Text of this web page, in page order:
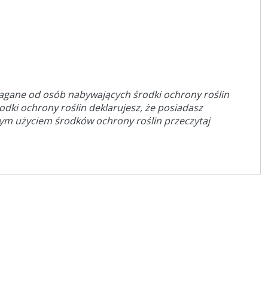
od osób nabywających środki ochrony roślin
ochrony roślin deklarujesz, że posiadasz
użyciem środków ochrony roślin przeczytaj